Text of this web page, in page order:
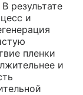
результате
и
пленки
и